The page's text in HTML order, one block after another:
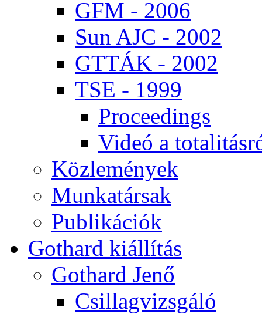
GFM - 2006
Sun AJC - 2002
GT­TÁK - 2002
TSE - 1999
Pro­ce­e­dings
Vi­deó a
Köz­le­mé­nyek
Mun­ka­tár­sak
Pub­li­ká­ci­ók
Got­hard ki­ál­lí­tás
Got­hard Je­nő
Csil­lag­vizs­gá­ló